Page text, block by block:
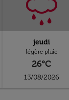
jeudi
légère pluie
26°C
13/08/2026